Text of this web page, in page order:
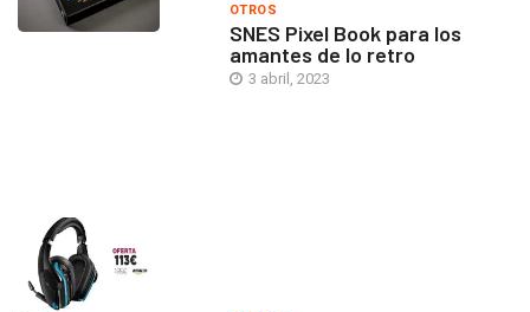
OTROS
SNES Pixel Book para los
amantes de lo retro
3 abril, 2023